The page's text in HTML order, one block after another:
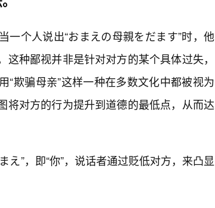
一个人说出“おまえの母親をだます”时，他
种鄙视并非是针对对方的某个具体过失，
欺骗母亲”这样一种在多数文化中都被视为
将对方的行为提升到道德的最低点，从而达
え”，即“你”，说话者通过贬低对方，来凸显